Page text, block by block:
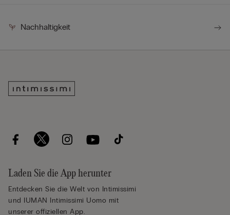
Nachhaltigkeit
Laden Sie die App herunter
Entdecken Sie die Welt von Intimissimi
und IUMAN Intimissimi Uomo mit
unserer offiziellen App.